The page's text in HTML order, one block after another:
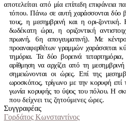
αποτελείται από μία επίπεδη επιφάνεια
τόπου. Πάνω σε αυτήχαράσσονται δύο
τους, η μεσημβρινή και η ορι-ζοντική.
δωδέκατη ώρα, η οριζοντική
πρωινή, 6η απογευματινή). Με
προαναφερθέτων γραμμών χαράσσεται
τημόρια. Τα δύο βορεινά
αρίθμηση νααρχίζει από τη
σημειώνονται οι ώρες.Επί της
ωροσκόπος, τρίγωνο με την κορυφή επί
γωνία κορυφής το ύψος του πόλου. Η
που δείχνει τις ζητούμενες ώρες.
Συγγραφέας
Γορδάτος Kωνσταντίνος